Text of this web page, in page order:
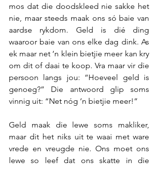
mos dat die doodskleed nie sakke het
nie, maar steeds maak ons só baie van
aardse rykdom. Geld is dié ding
waaroor baie van ons elke dag dink. As
ek maar net ’n klein bietjie meer kan kry
om dit of daai te koop. Vra maar vir die
persoon langs jou: “Hoeveel geld is
genoeg?” Die antwoord glip soms
vinnig uit: “Net nóg ’n bietjie meer!”
Geld maak die lewe soms makliker,
maar dit het niks uit te waai met ware
vrede en vreugde nie. Ons moet ons
lewe so leef dat ons skatte in die